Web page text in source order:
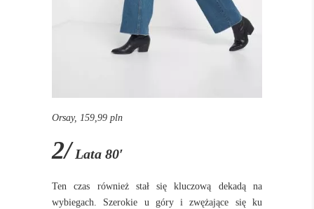
Orsay, 159,99 pln
2/ Lata 80′
Ten czas również stał się kluczową dekadą na
wybiegach. Szerokie u góry i zwężające się ku